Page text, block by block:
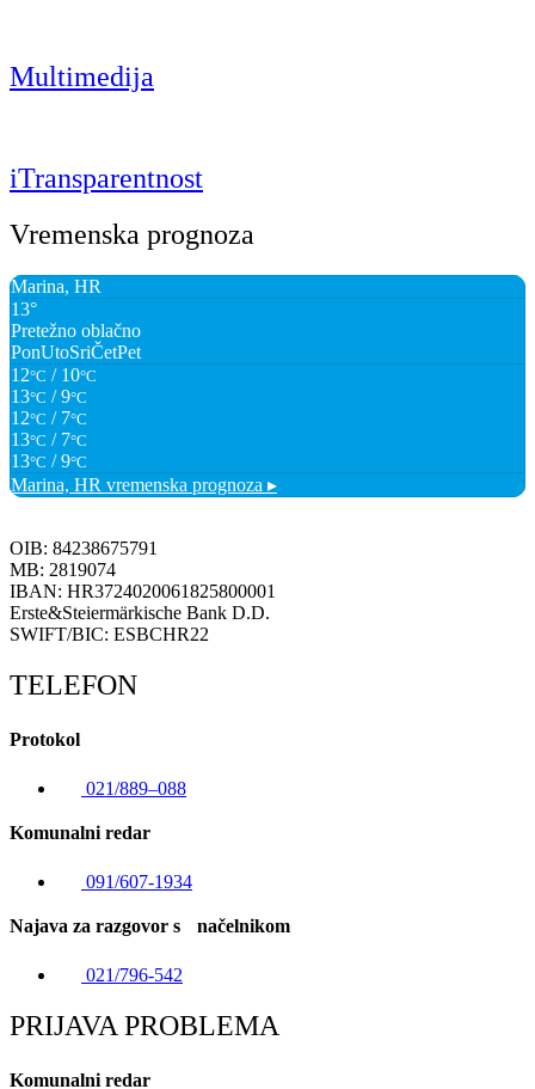
Multimedija
iTransparentnost
Vremenska prognoza
Marina, HR
13°
Pretežno oblačno
PonUtoSriČetPet
12°C / 10°C
13°C / 9°C
12°C / 7°C
13°C / 7°C
13°C / 9°C
Marina, HR vremenska prognoza ▸
OIB: 84238675791
MB: 2819074
IBAN: HR3724020061825800001
Erste&Steiermärkische Bank D.D.
SWIFT/BIC: ESBCHR22
TELEFON
Protokol
021/889–088
Komunalni redar
091/607-1934
Najava za razgovor s načelnikom
021/796-542
PRIJAVA PROBLEMA
Komunalni redar